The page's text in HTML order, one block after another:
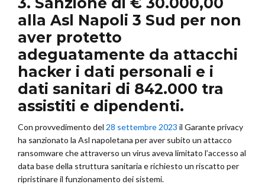
alla Asl Napoli 3 Sud per non
aver protetto
adeguatamente da attacchi
hacker i dati personali e i
dati sanitari di 842.000 tra
assistiti e dipendenti.
Con provvedimento del 28 settembre 2023 il Garante privacy
ha sanzionato la Asl napoletana per aver subito un attacco
ransomware che attraverso un virus aveva limitato l’accesso al
data base della struttura sanitaria e richiesto un riscatto per
ripristinare il funzionamento dei sistemi.